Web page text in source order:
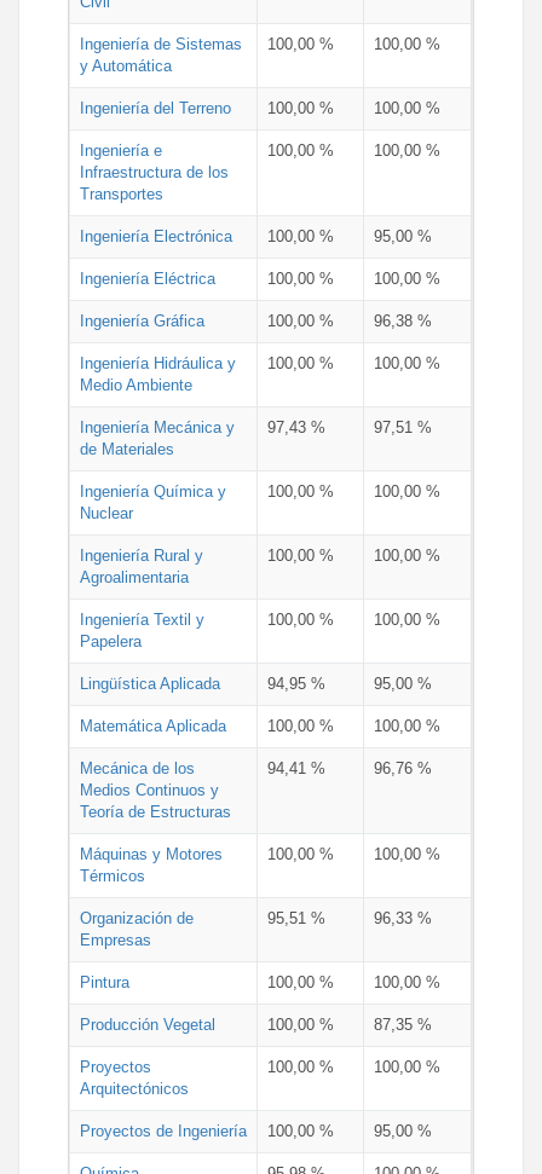
Ingeniería de Sistemas
y Automática
100,00 % 100,00 %
Ingeniería del Terreno 100,00 % 100,00 %
Ingeniería e
Infraestructura de los
Transportes
100,00 % 100,00 %
Ingeniería Electrónica 100,00 % 95,00 %
Ingeniería Eléctrica 100,00 % 100,00 %
Ingeniería Gráfica 100,00 % 96,38 %
Ingeniería Hidráulica y
Medio Ambiente
100,00 % 100,00 %
Ingeniería Mecánica y
de Materiales
97,43 % 97,51 %
Ingeniería Química y
Nuclear
100,00 % 100,00 %
Ingeniería Rural y
Agroalimentaria
100,00 % 100,00 %
Ingeniería Textil y
Papelera
100,00 % 100,00 %
Lingüística Aplicada 94,95 % 95,00 %
Matemática Aplicada 100,00 % 100,00 %
Mecánica de los
Medios Continuos y
Teoría de Estructuras
94,41 % 96,76 %
Máquinas y Motores
Térmicos
100,00 % 100,00 %
Organización de
Empresas
95,51 % 96,33 %
Pintura 100,00 % 100,00 %
Producción Vegetal 100,00 % 87,35 %
Proyectos
Arquitectónicos
100,00 % 100,00 %
Proyectos de Ingeniería 100,00 % 95,00 %